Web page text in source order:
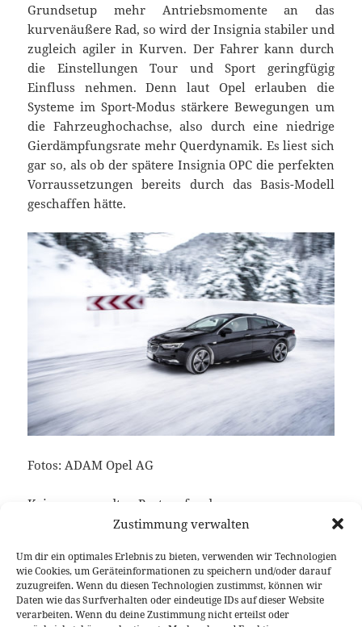
Zustimmung verwalten
Um dir ein optimales Erlebnis zu bieten, verwenden wir Technologien
wie Cookies, um Geräteinformationen zu speichern und/oder darauf
zuzugreifen. Wenn du diesen Technologien zustimmst, können wir
Daten wie das Surfverhalten oder eindeutige IDs auf dieser Website
verarbeiten. Wenn du deine Zustimmung nicht erteilst oder
Grundsetup mehr Antriebsmomente an das
kurvenäußere Rad, so wird der Insignia stabiler und
zugleich agiler in Kurven. Der Fahrer kann durch
die Einstellungen Tour und Sport geringfügig
Einfluss nehmen. Denn laut Opel erlauben die
Systeme im Sport-Modus stärkere Bewegungen um
die Fahrzeughochachse, also durch eine niedrige
Gierdämpfungsrate mehr Querdynamik. Es liest sich
gar so, als ob der spätere Insignia OPC die perfekten
Vorraussetzungen bereits durch das Basis-Modell
geschaffen hätte.
Fotos: ADAM Opel AG
Keine verwandten Posts gefunden.
Veröffentlicht
am
13. Januar 2017 Autor
Fabian Meßner Kategorien
News Schlagwörter
Ford Focus
RS